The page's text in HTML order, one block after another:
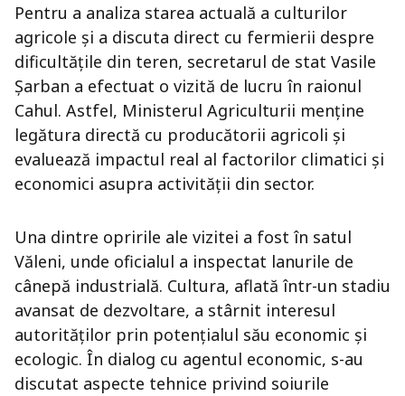
Pentru a analiza starea actuală a culturilor
agricole și a discuta direct cu fermierii despre
dificultățile din teren, secretarul de stat Vasile
Șarban a efectuat o vizită de lucru în raionul
Cahul. Astfel, Ministerul Agriculturii menține
legătura directă cu producătorii agricoli și
evaluează impactul real al factorilor climatici și
economici asupra activității din sector.
Una dintre opririle ale vizitei a fost în satul
Văleni, unde oficialul a inspectat lanurile de
cânepă industrială. Cultura, aflată într-un stadiu
avansat de dezvoltare, a stârnit interesul
autorităților prin potențialul său economic și
ecologic. În dialog cu agentul economic, s-au
discutat aspecte tehnice privind soiurile